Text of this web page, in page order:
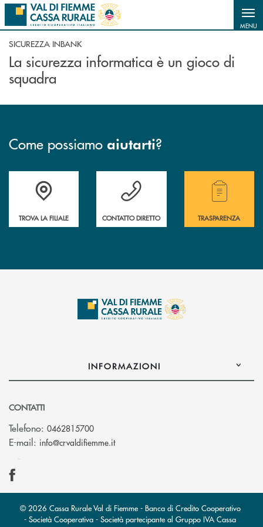
Salta al contenuto principale
MENU
SICUREZZA INBANK
La sicurezza informatica è un gioco di
squadra
Come possiamo aiutarti?
Accedi all' elenco completo delle filiali della Cassa Rurale.
TROVA LA FILIALE
Hai bisogno di assistenza immediata?
CONTATTO DIRETTO
Hai bisogno di
TRASPARENZA
INFORMAZIONI
CONTATTI
Telefono: 0462815700
E-mail: info@crvaldifiemme.it(si apre l’app di posta elettronica)
© 2026 Cassa Rurale Val di Fiemme - Banca di Credito Cooperativo
- Società Cooperativa - Società partecipante al Gruppo IVA Cassa